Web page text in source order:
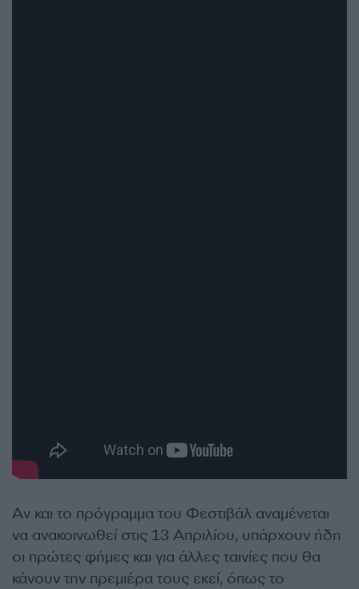
Αν και το πρόγραμμα του Φεστιβάλ αναμένεται
να ανακοινωθεί στις 13 Απριλίου, υπάρχουν ήδη
οι πρώτες φήμες και για άλλες ταινίες που θα
κάνουν την πρεμιέρα τους εκεί, όπως το